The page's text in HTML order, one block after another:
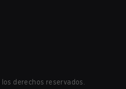
derechos reservados.